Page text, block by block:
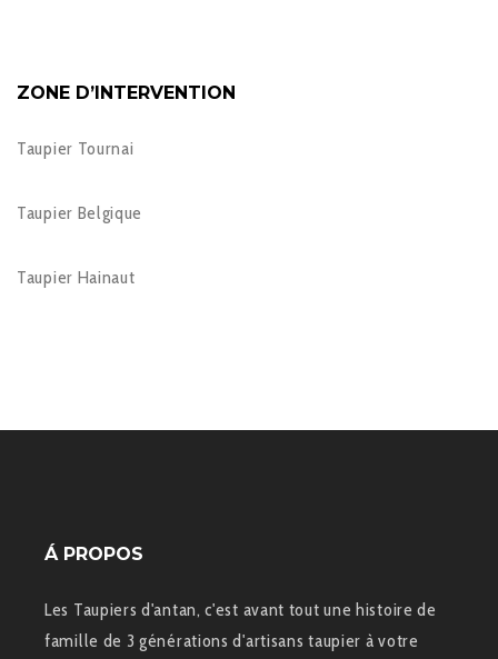
ZONE D’INTERVENTION
Taupier Tournai
Taupier Belgique
Taupier Hainaut
Á PROPOS
Les Taupiers d'antan, c'est avant tout une histoire de
famille de 3 générations d'artisans taupier à votre